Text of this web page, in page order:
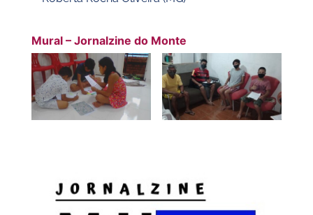
Mural – Jornalzine do Monte